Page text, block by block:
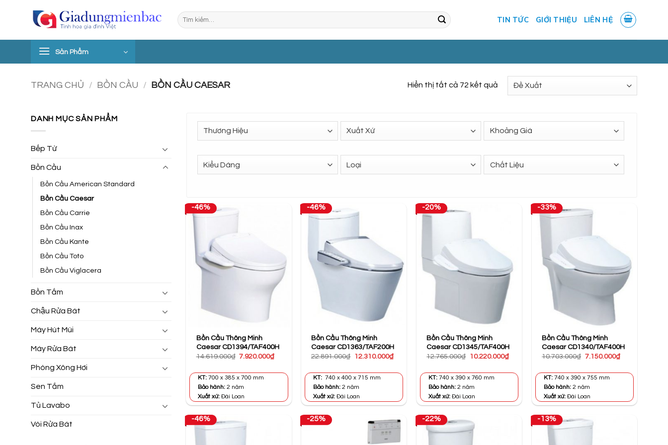
Tìm
kiếm:
TIN TỨC GIỚI THIỆU LIÊN HỆ
Sản Phẩm
TRANG CHỦ / BỒN CẦU / BỒN CẦU CAESAR Hiển thị tất cả 72 kết quả
DANH MỤC SẢN PHẨM
Bếp Từ
Bồn Cầu
Bồn Cầu American Standard
Bồn Cầu Caesar
Bồn Cầu Carrie
Bồn Cầu Inax
Bồn Cầu Kante
Bồn Cầu Toto
Bồn Cầu Viglacera
Bồn Tắm
Chậu Rửa Bát
Máy Hút Mùi
Máy Rửa Bát
Phòng Xông Hơi
Sen Tắm
Tủ Lavabo
Vòi Rửa Bát
-46%
Bồn Cầu Thông Minh
Caesar CD1394/TAF400H
14.619.000₫ Giá
14.619.000₫.
7.920.000₫Giá
KT:700 x 385 x 700 mm
Bảo hành: 2 năm
Xuất xứ:Đài Loan
-46%
Bồn Cầu Thông Minh
Caesar CD1363/TAF200H
22.891.000₫ Giá
22.891.000₫.
12.310.000₫Giá
là:
12.310.000₫.
KT:740 x 400 x 715 mm
Bảo hành: 2 năm
Xuất xứ:Đài Loan
-20%
Bồn Cầu Thông Minh
Caesar CD1345/TAF400H
12.765.000₫ Giá
12.765.000₫.
10.220.000₫Giá
là:
10.220.000₫.
KT:740 x 390 x 760 mm
Bảo hành: 2 năm
Xuất xứ:Đài Loan
-33%
Bồn Cầu Thông Minh
Caesar CD1340/TAF400H
10.703.000₫ Giá
10.703.000₫.
7.150.000₫Giá
KT:740 x 390 x 755 mm
Bảo hành: 2 năm
Xuất xứ:Đài Loan
-46% -25% -22% -13%